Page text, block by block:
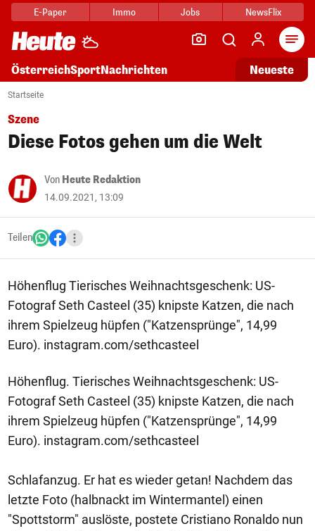
E-Paper Immo Jobs NewsFlix
ÖsterreichSportNachrichten Neueste
Startseite
Szene
Diese Fotos gehen um die Welt
Von Heute Redaktion
14.09.2021, 13:09
Teilen
Höhenflug Tierisches Weihnachtsgeschenk: US-
Fotograf Seth Casteel (35) knipste Katzen, die nach
ihrem Spielzeug hüpfen ("Katzensprünge", 14,99
Euro). instagram.com/sethcasteel
Höhenflug. Tierisches Weihnachtsgeschenk: US-
Fotograf Seth Casteel (35) knipste Katzen, die nach
ihrem Spielzeug hüpfen ("Katzensprünge", 14,99
Euro). instagram.com/sethcasteel
Schlafanzug. Er hat es wieder getan! Nachdem das
letzte Foto (halbnackt im Wintermantel) einen
"Spottstorm" auslöste, postete Cristiano Ronaldo nun